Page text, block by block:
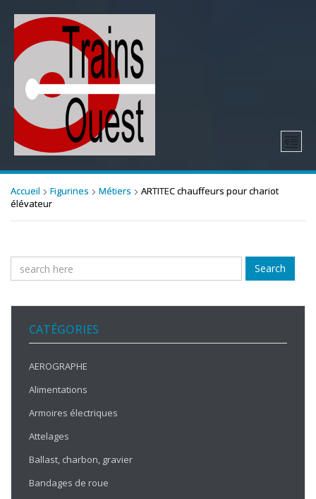
Accueil Figurines Métiers
ARTITEC chauffeurs pour chariot
élévateur
Search
CATÉGORIES
AEROGRAPHE
Alimentations
Armoires électriques
Attelages
Ballast, charbon, gravier
Bandages de roue